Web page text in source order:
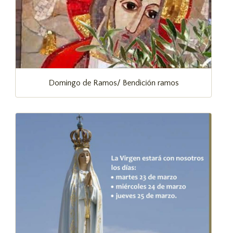
Domingo de Ramos/ Bendición ramos